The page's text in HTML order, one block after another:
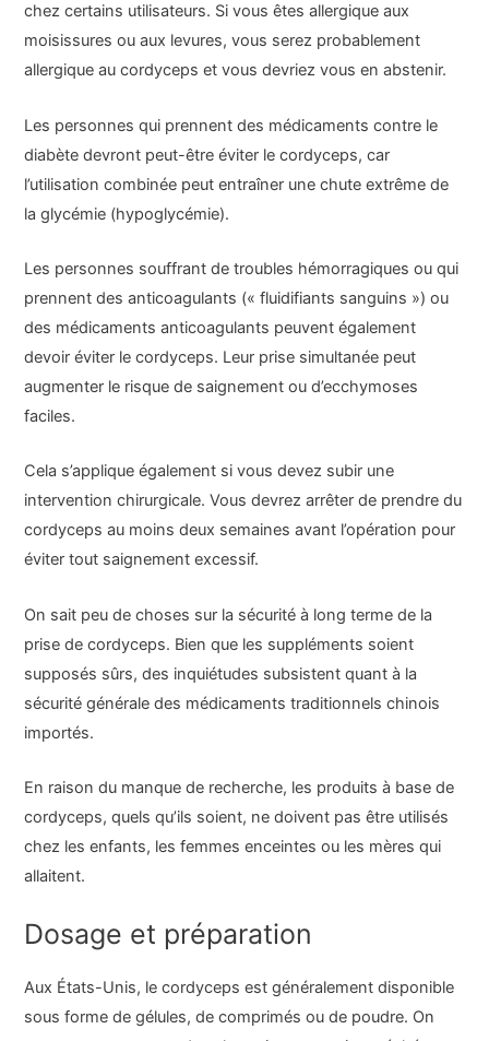
chez certains utilisateurs. Si vous êtes allergique aux
moisissures ou aux levures, vous serez probablement
allergique au cordyceps et vous devriez vous en abstenir.
Les personnes qui prennent des médicaments contre le
diabète devront peut-être éviter le cordyceps, car
l’utilisation combinée peut entraîner une chute extrême de
la glycémie (hypoglycémie).
Les personnes souffrant de troubles hémorragiques ou qui
prennent des anticoagulants (« fluidifiants sanguins ») ou
des médicaments anticoagulants peuvent également
devoir éviter le cordyceps. Leur prise simultanée peut
augmenter le risque de saignement ou d’ecchymoses
faciles.
Cela s’applique également si vous devez subir une
intervention chirurgicale. Vous devrez arrêter de prendre du
cordyceps au moins deux semaines avant l’opération pour
éviter tout saignement excessif.
On sait peu de choses sur la sécurité à long terme de la
prise de cordyceps. Bien que les suppléments soient
supposés sûrs, des inquiétudes subsistent quant à la
sécurité générale des médicaments traditionnels chinois
importés.
En raison du manque de recherche, les produits à base de
cordyceps, quels qu’ils soient, ne doivent pas être utilisés
chez les enfants, les femmes enceintes ou les mères qui
allaitent.
Dosage et préparation
Aux États-Unis, le cordyceps est généralement disponible
sous forme de gélules, de comprimés ou de poudre. On